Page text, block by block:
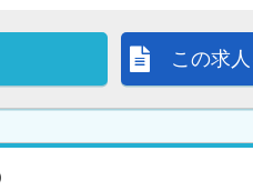
この求